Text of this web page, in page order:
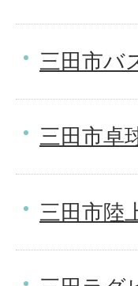
三田市バ
三田市卓
三田市陸